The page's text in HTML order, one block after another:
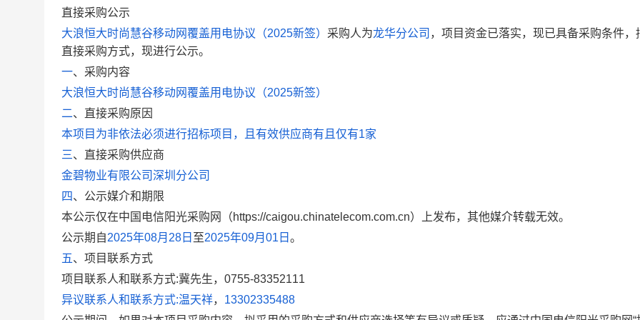
直接采购公示
大浪恒大时尚慧谷移动网覆盖用电协议（2025新签） 采购人为龙华分公司 ，项目资金已落实，现已具备采购条件，
直接采购方式，现进行公示。
一、 采购内容
大浪恒大时尚慧谷移动网覆盖用电协议（2025新签）
二、 直接采购原因
本项目为非依法必须进行招标项目，且有效供应商有且仅有1家
三、 直接采购供应商
金碧物业有限公司深圳分公司
四、 公示媒介和期限
本公示仅在中国电信阳光采购网（https://caigou.chinatelecom.com.cn）上发布，其他媒介转载无效。
公示期自2025年08月28日 至2025年09月01日 。
五、 项目联系方式
项目联系人和联系方式:冀先生，0755-83352111
异议联系人和联系方式:温天祥， 13302335488